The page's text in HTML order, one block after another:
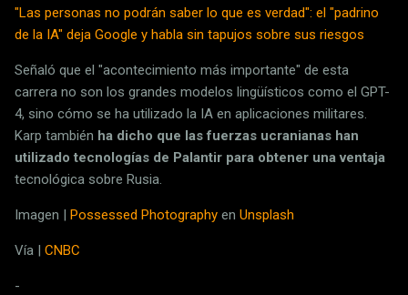
"Las personas no podrán saber lo que es verdad": el "padrino
de la IA" deja Google y habla sin tapujos sobre sus riesgos
Señaló que el "acontecimiento más importante" de esta
carrera no son los grandes modelos lingüísticos como el GPT-
4, sino cómo se ha utilizado la IA en aplicaciones militares.
Karp también ha dicho que las fuerzas ucranianas han
utilizado tecnologías de Palantir para obtener una ventaja
tecnológica sobre Rusia.
Imagen | Possessed Photography en Unsplash
Vía | CNBC
-